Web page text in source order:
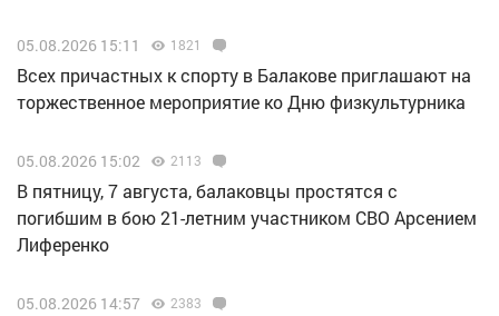
05.08.2026 15:11 1821
Всех причастных к спорту в Балакове приглашают на
торжественное мероприятие ко Дню физкультурника
05.08.2026 15:02 2113
В пятницу, 7 августа, балаковцы простятся с
погибшим в бою 21-летним участником СВО Арсением
Лиференко
05.08.2026 14:57 2383